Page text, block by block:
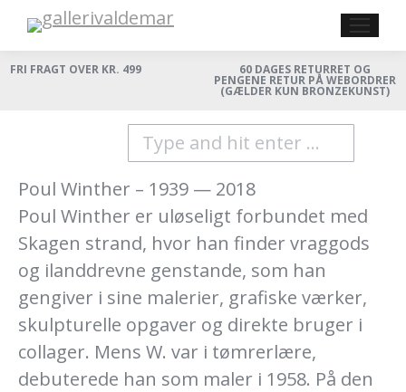
FRI FRAGT OVER KR. 499 60 DAGES RETURRET OG
PENGENE RETUR PÅ WEBORDRER
(GÆLDER KUN BRONZEKUNST)
Poul Winther – 1939 — 2018
Poul Winther er uløseligt forbundet med
Skagen strand, hvor han finder vraggods
og ilanddrevne genstande, som han
gengiver i sine malerier, grafiske værker,
skulpturelle opgaver og direkte bruger i
collager. Mens W. var i tømrerlære,
debuterede han som maler i 1958. På den